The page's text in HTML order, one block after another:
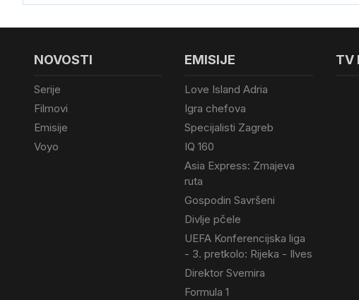
NOVOSTI
Serije
Filmovi
Emisije
Voyo
EMISIJE
Love Island Adria
Igra chefova
Specijalisti Zagreb
IQ 160
Asia Express: Zmajeva
ruta
Gospodin Savršeni
Divlje pčele
UEFA Konferencijska liga
- 3. pretkolo: Rijeka - Ilves
Direktor Svemira
Formula 1
TV